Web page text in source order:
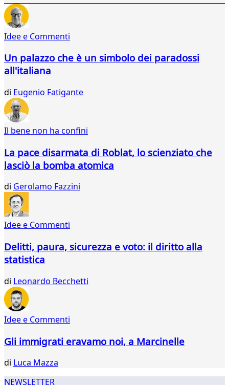
Idee e Commenti
Un palazzo che è un simbolo dei paradossi
all'italiana
di Eugenio Fatigante
Il bene non ha confini
La pace disarmata di Roblat, lo scienziato che
lasciò la bomba atomica
di Gerolamo Fazzini
Idee e Commenti
Delitti, paura, sicurezza e voto: il diritto alla
statistica
di Leonardo Becchetti
Idee e Commenti
Gli immigrati eravamo noi, a Marcinelle
di Luca Mazza
NEWSLETTER